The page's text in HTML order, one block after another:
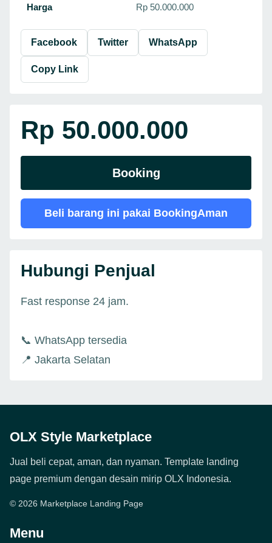
Harga Rp 50.000.000
Facebook Twitter WhatsApp
Copy Link
Rp 50.000.000
Booking
Beli barang ini pakai BookingAman
Hubungi Penjual
Fast response 24 jam.
📞 WhatsApp tersedia
📍 Jakarta Selatan
OLX Style Marketplace
Jual beli cepat, aman, dan nyaman. Template landing
page premium dengan desain mirip OLX Indonesia.
© 2026 Marketplace Landing Page
Menu